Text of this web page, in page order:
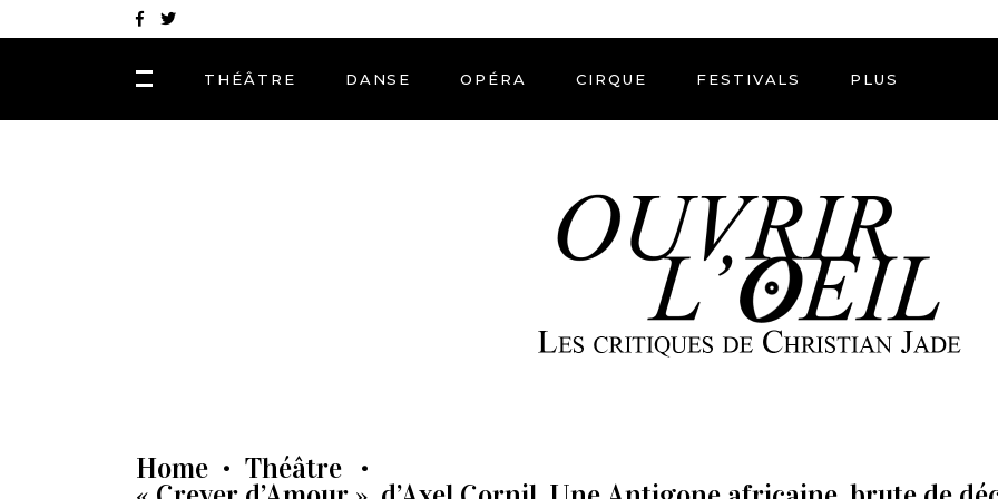
THÉÂTRE DANSE OPÉRA CIRQUE FESTIVALS PLUS
Home • Théâtre •